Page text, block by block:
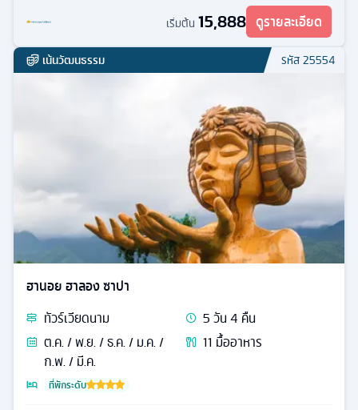
เริ่มต้น 15,888 ดูรายละเอียด
เน้นวัฒนธรรม รหัส25554
ฮานอย ฮาลอง ซาปา
ทัวร์เวียดนาม 5วัน4 คืน
ต.ค. / พ.ย. / ธ.ค. / ม.ค. /
ก.พ. / มี.ค.
11 มื้ออาหาร
ที่พักระดับ